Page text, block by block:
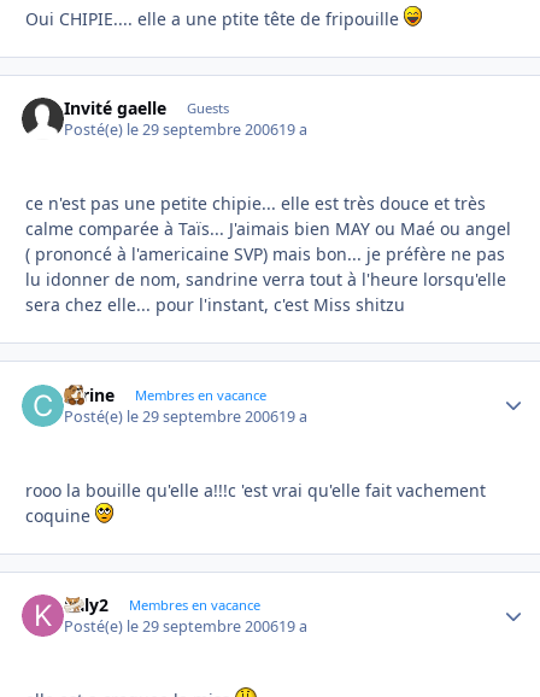
Oui CHIPIE.... elle a une ptite tête de fripouille
Invité gaelle Guests
Posté(e) le 29 septembre 200619 a
ce n'est pas une petite chipie... elle est très douce et très
calme comparée à Taïs... J'aimais bien MAY ou Maé ou angel
( prononcé à l'americaine SVP) mais bon... je préfère ne pas
lu idonner de nom, sandrine verra tout à l'heure lorsqu'elle
sera chez elle... pour l'instant, c'est Miss shitzu
carine Membres en vacance
Posté(e) le 29 septembre 200619 a
rooo la bouille qu'elle a!!!c 'est vrai qu'elle fait vachement
coquine
kaly2 Membres en vacance
Posté(e) le 29 septembre 200619 a